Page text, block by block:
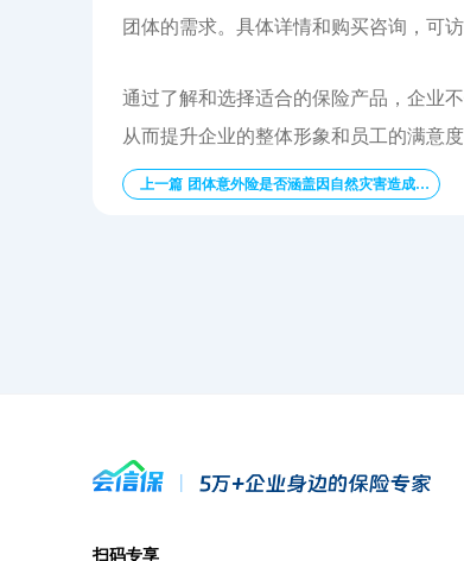
团体的需求。具体详情和购买咨询，可
通过了解和选择适合的保险产品，企业
从而提升企业的整体形象和员工的满意
上一篇 团体意外险是否涵盖因自然灾害造成的伤害？
扫码专享